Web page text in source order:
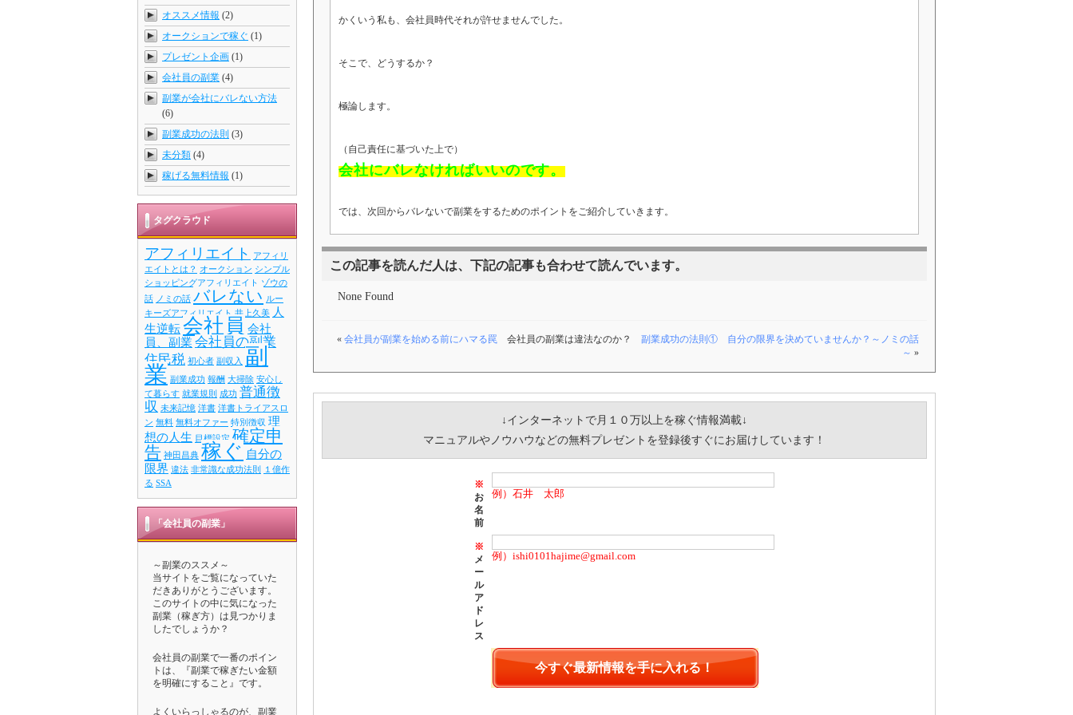
かくいう私も、会社員時代それが許せませんでした。
そこで、どうするか？
極論します。
（自己責任に基づいた上で）
会社にバレなければいいのです。
では、次回からバレないで副業をするためのポイントをご紹介していきます。
この記事を読んだ人は、下記の記事も合わせて読んでいます。
None Found
« 会社員が副業を始める前にハマる罠 会社員の副業は違法なのか？ 副業成功の法則① 自分の限界を決めていませんか？～ノミの話
～ »
↓インターネットで月１０万以上を稼ぐ情報満載↓
マニュアルやノウハウなどの無料プレゼントを登録後すぐにお届けしています！
※
お
名
前
例）石井 太郎
※
メ
ー
ル
ア
ド
レ
ス
例）ishi0101hajime@gmail.com
オススメ情報 (2)
オークションで稼ぐ (1)
プレゼント企画 (1)
会社員の副業 (4)
副業が会社にバレない方法
(6)
副業成功の法則 (3)
未分類 (4)
稼げる無料情報 (1)
タグクラウド
アフィリエイト
アフィリ
エイトとは？
オークション シンプル
ショッピングアフィリエイト ゾウの
話 ノミの話 バレない ルー
キーズアフィリエイト 井上久美 人
生逆転会社員 会社
員、副業 会社員の副業
住民税 初心者 副収入 副
業 副業成功 報酬 大掃除 安心し
て暮らす 就業規則 成功 普通徴
収 未来記憶 洋書 洋書トライアスロ
ン 無料 無料オファー 特別徴収 理
想の人生 目標設定 確定申
告 神田昌典 稼ぐ 自分の
限界 違法 非常識な成功法則
１億作
る SSA
「会社員の副業」
～副業のススメ～
当サイトをご覧になっていた
だきありがとうございます。
このサイトの中に気になった
副業（稼ぎ方）は見つかりま
したでしょうか？
会社員の副業で一番のポイン
トは、『副業で稼ぎたい金額
を明確にすること』です。
よくいらっしゃるのが、副業